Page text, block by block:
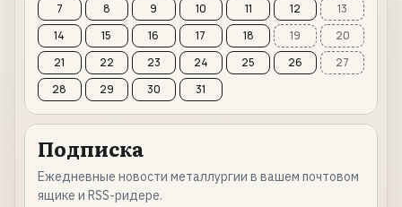
7
8 9 10 11 12
13
14
15 16 17 18 19
20
21
22 23 24 25 26
27
28
29 30 31
Подписка
Ежедневные новости металлургии в вашем почтовом
ящике и RSS-ридере.